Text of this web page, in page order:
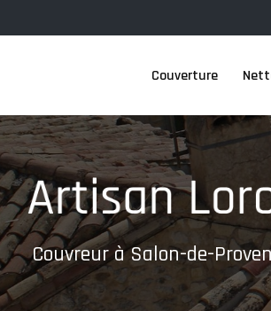
Couverture
Couvreur à Salon-de-